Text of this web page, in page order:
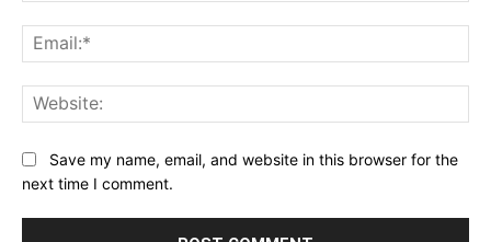
Save my name, email, and website in this browser for the
next time I comment.